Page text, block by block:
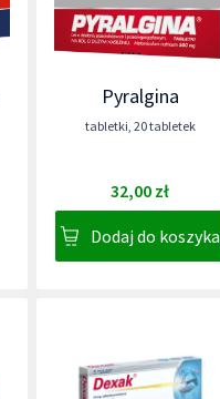
Pyralgina
tabletki, 20 tabletek
32,00 zł
Dodaj do koszyka